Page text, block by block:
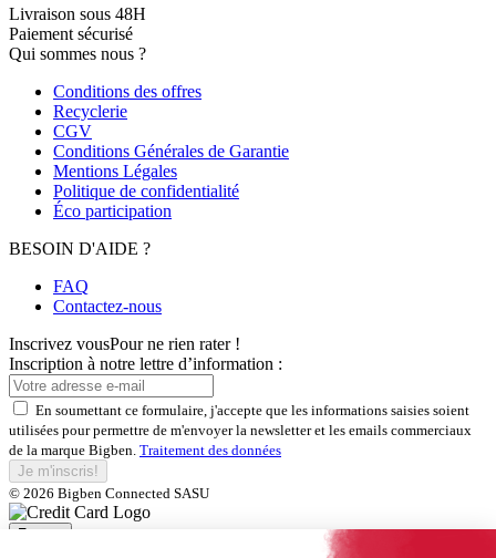
Livraison sous 48H
Paiement sécurisé
Qui sommes nous ?
Conditions des offres
Recyclerie
CGV
Conditions Générales de Garantie
Mentions Légales
Politique de confidentialité
Éco participation
BESOIN D'AIDE ?
FAQ
Contactez-nous
Inscrivez vousPour ne rien rater !
Inscription à notre lettre d’information :
En soumettant ce formulaire, j'accepte que les informations saisies soient
utilisées pour permettre de m'envoyer la newsletter et les emails commerciaux
de la marque Bigben. Traitement des données
Je m'inscris!
© 2026 Bigben Connected SASU
Fermer